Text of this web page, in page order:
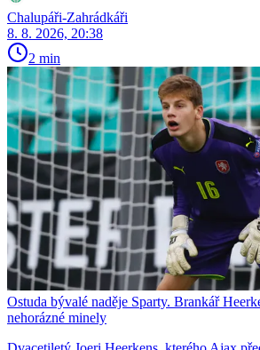
Chalupáři-Zahrádkáři
8. 8. 2026, 20:38
2 min
Ostuda bývalé naděje Sparty. Brankář
nehorázné minely